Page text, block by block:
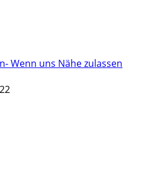
Wenn uns Nähe zulassen